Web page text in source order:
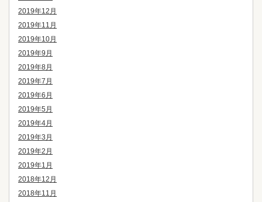
2019年12月
2019年11月
2019年10月
2019年9月
2019年8月
2019年7月
2019年6月
2019年5月
2019年4月
2019年3月
2019年2月
2019年1月
2018年12月
2018年11月